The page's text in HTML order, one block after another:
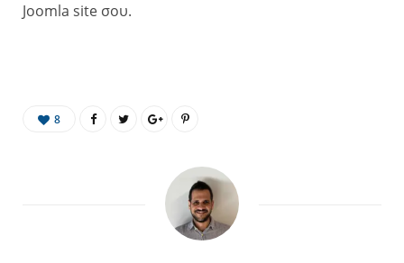
Joomla site σου.
8